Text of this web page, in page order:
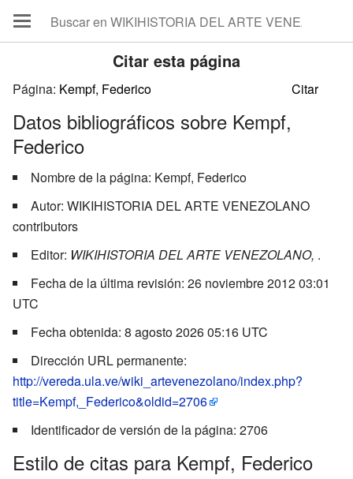
Citar esta página
Página:
Datos bibliográficos sobre Kempf,
Federico
Nombre de la página: Kempf, Federico
Autor: WIKIHISTORIA DEL ARTE VENEZOLANO
contributors
Editor: WIKIHISTORIA DEL ARTE VENEZOLANO, .
Fecha de la última revisión: 26 noviembre 2012 03:01
UTC
Fecha obtenida: 8 agosto 2026 05:16 UTC
Dirección URL permanente:
http://vereda.ula.ve/wiki_artevenezolano/index.php?
title=Kempf,_Federico&oldid=2706
Identificador de versión de la página: 2706
Estilo de citas para Kempf, Federico